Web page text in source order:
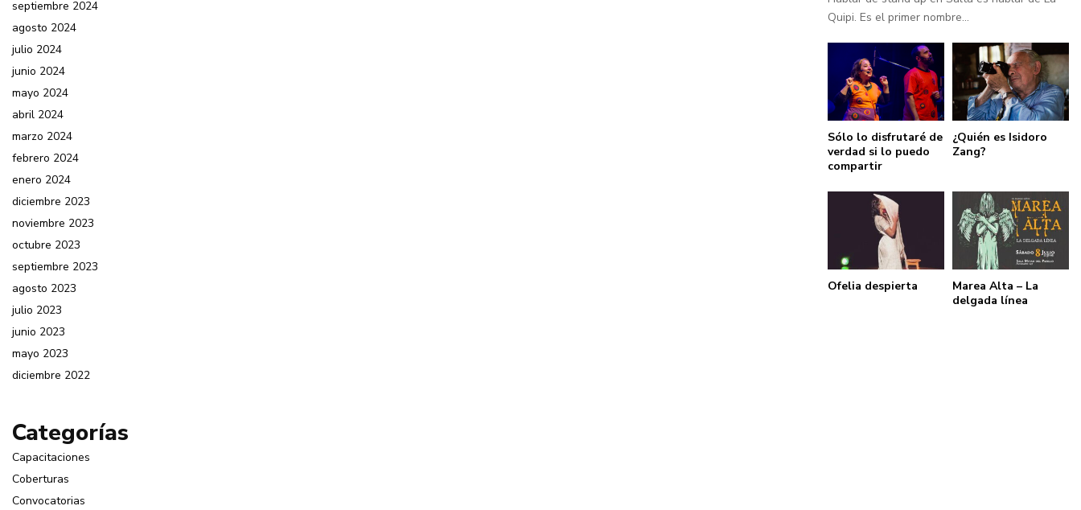
septiembre 2024
agosto 2024
julio 2024
junio 2024
mayo 2024
abril 2024
marzo 2024
febrero 2024
enero 2024
diciembre 2023
noviembre 2023
octubre 2023
septiembre 2023
agosto 2023
julio 2023
junio 2023
mayo 2023
diciembre 2022
Categorías
Capacitaciones
Coberturas
Convocatorias
Quipi. Es el primer nombre...
Sólo lo disfrutaré de
verdad si lo puedo
compartir
¿Quién es Isidoro
Zang?
Ofelia despierta
Marea Alta – La
delgada línea